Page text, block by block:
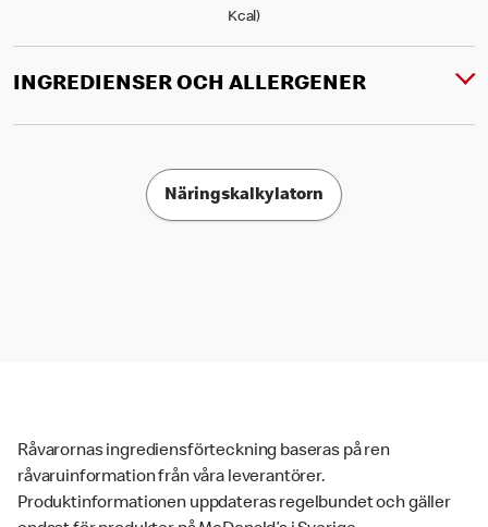
Kcal)
INGREDIENSER OCH ALLERGENER
Näringskalkylatorn
Råvarornas ingrediensförteckning baseras på ren
råvaruinformation från våra leverantörer.
Produktinformationen uppdateras regelbundet och gäller